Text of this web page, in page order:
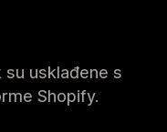
su usklađene s
Shopify.